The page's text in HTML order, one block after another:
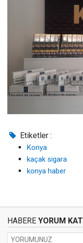
Etiketler :
Konya
kaçak sigara
konya haber
HABERE YORUM KAT